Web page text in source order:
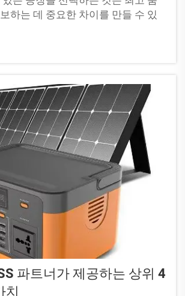
하는 데 중요한 차이를 만들 수 있
시 가격만 고려할 것이 아니라, 안
뛰어나 믿고 사용할 수 있는 배터리
다. &nbs...
파트너가 제공하는 상위 4
치